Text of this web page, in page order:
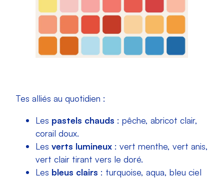
Tes alliés au quotidien :
Les pastels chauds : pêche, abricot clair,
corail doux.
Lesverts lumineux : vert menthe, vert anis,
vert clair tirant vers le doré.
Les bleus clairs : turquoise, aqua, bleu ciel